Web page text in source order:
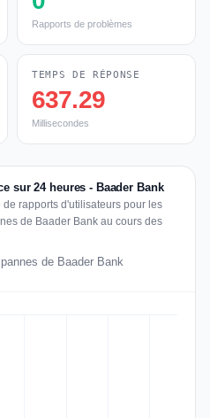
Rapports de problèmes
TEMPS DE RÉPONSE
637.29
Millisecondes
sur 24 heures - Baader Bank
rapports d'utilisateurs pour les
de Baader Bank au cours des
de Baader Bank